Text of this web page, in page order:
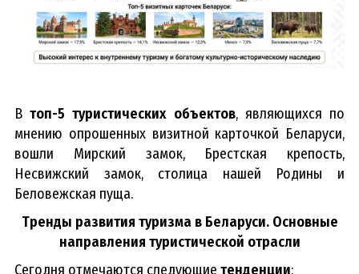
Втоп-5 туристических объектов, являющихся по
мнению опрошенных визитной карточкой Беларуси,
вошли Мирский замок, Брестская крепость,
Несвижский замок, столица нашей Родины и
Беловежская пуща.
Тренды развития туризма в Беларуси. Основные
направления туристической отрасли
Cегодня отмечаются следующие тенденции: